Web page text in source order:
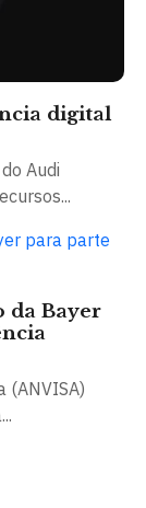
digital
Audi
da Bayer
(ANVISA)